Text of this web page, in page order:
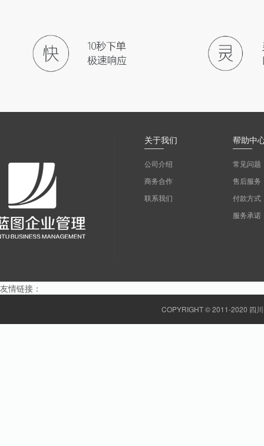
关于我们
公司介绍
商务合作
联系我们
帮助中
常见问题
售后服务
付款方式
服务承诺
友情链接：
COPYRIGHT © 2011-2020 四